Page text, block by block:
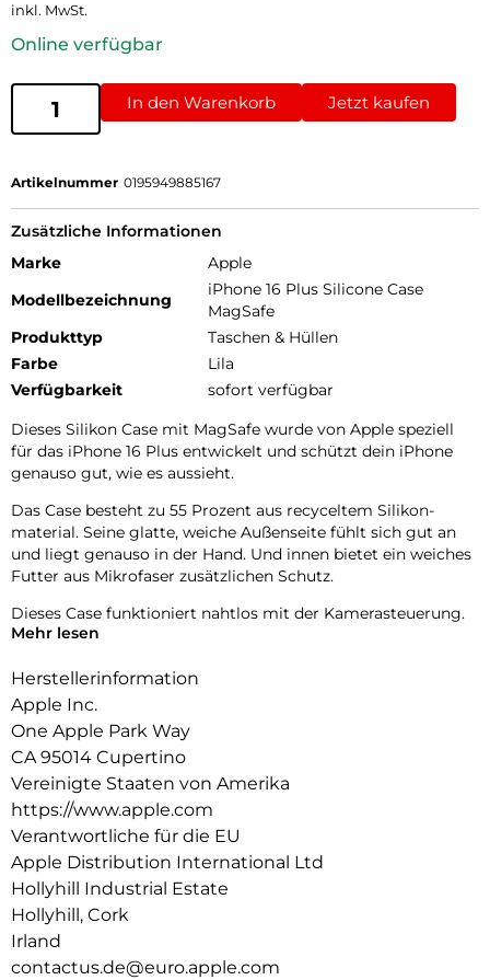
inkl. MwSt.
Online verfügbar
In den Warenkorb Jetzt kaufen
Artikelnummer 0195949885167
Zusätzliche Informationen
Marke
Apple
Modellbezeichnung
iPhone 16 Plus Silicone Case
MagSafe
Produkttyp
Taschen & Hüllen
Farbe
Lila
Verfügbarkeit
sofort verfügbar
Dieses Silikon Case mit MagSafe wurde von Apple speziell
für das iPhone 16 Plus entwickelt und schützt dein iPhone
genauso gut, wie es aussieht.
Das Case besteht zu 55 Prozent aus recyceltem Silikon­
material. Seine glatte, weiche Außenseite fühlt sich gut an
und liegt genauso in der Hand. Und innen bietet ein weiches
Futter aus Mikrofaser zusätzlichen Schutz.
Dieses Case funktioniert nahtlos mit der Kamera­steuerung.
Es hat eine Saphir­kappe mit einer leitenden Schicht, die die
steuerung erkennen kann.
Mit integrierten Magneten, die sich perfekt am iPhone 16
Plus ausrichten, hält das Case ganz einfach und sorgt für
schnelleres kabel­loses Laden. Lass dein iPhone beim Laden
einfach im Case und docke dein MagSafe Ladegerät an oder
leg es auf dein Qi2 oder Qi zertifiziertes Ladegerät.
Wie jedes von Apple entwickelte Case durchläuft es im Laufe
des Design‑ und Fertigungs­prozesses Tausende von
Teststunden. Deshalb sieht es nicht nur großartig aus,
sondern ist auch dafür gemacht, dein iPhone vor Kratzern
und bei Stürzen zu schützen.
Mehr lesen
Herstellerinformation
Apple Inc.
One Apple Park Way
CA 95014 Cupertino
Vereinigte Staaten von Amerika
https://www.apple.com
Verantwortliche für die EU
Apple Distribution International Ltd
Hollyhill Industrial Estate
Hollyhill, Cork
Irland
contactus.de@euro.apple.com